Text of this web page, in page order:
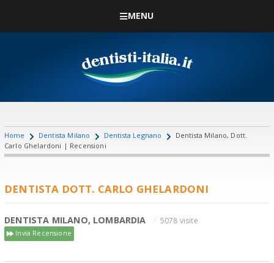
MENU
Home Dentista Milano Dentista Legnano
Dentista Milano, Dott.
Carlo Ghelardoni | Recensioni
DENTISTA DOTT. CARLO GHELARDONI
DENTISTA MILANO, LOMBARDIA 5078 visite
Invia Recensione